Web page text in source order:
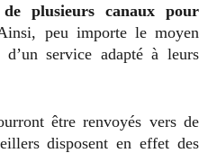
de plusieurs canaux pour
peu importe le moyen
service adapté à leurs
être renvoyés vers de
disposent en effet des